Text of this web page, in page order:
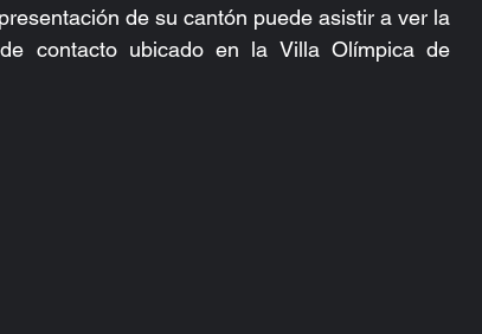
de su cantón puede asistir a ver la
contacto ubicado en la Villa Olímpica de